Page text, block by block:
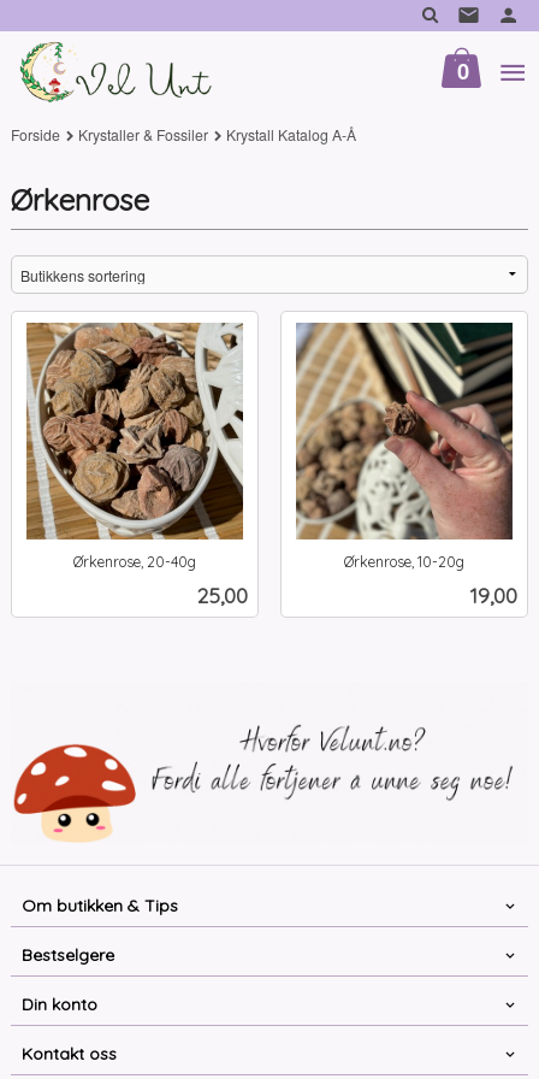
til
innholdet
0
Forside Krystaller & Fossiler Krystall Katalog A-Å
Ørkenrose
Ørkenrose, 20-40g
Pris
25,00
Ørkenrose, 10-20g
Pris
19,00
Om butikken & Tips
Bestselgere
Din konto
Kontakt oss